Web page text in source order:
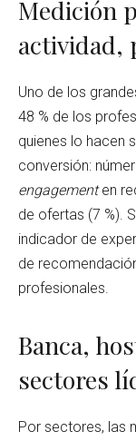
Medición
actividad,
Uno de los
48 % de los
quienes lo hacen
conversión:
engagementen
de ofertas (7 %).
indicador de
de
profesionales.
Banca,
sectores
Por sectores, las